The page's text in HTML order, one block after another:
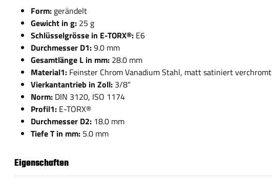
Form: gerändelt
Gewicht in g: 25 g
Schlüsselgrösse in E-TORX®: E6
Durchmesser D1:9.0 mm
Gesamtlänge L in mm: 28.0 mm
Material1: Feinster Chrom Vanadium Stahl, matt satiniert verchromt
Vierkantantrieb in Zoll: 3/8"
Norm: DIN 3120, ISO 1174
Profil1: E-TORX®
Durchmesser D2: 18.0 mm
Tiefe T in mm: 5.0 mm
Eigenschaften